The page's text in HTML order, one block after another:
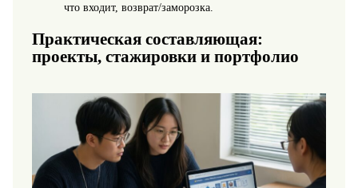
что входит, возврат/заморозка.
Практическая составляющая:
проекты, стажировки и портфолио